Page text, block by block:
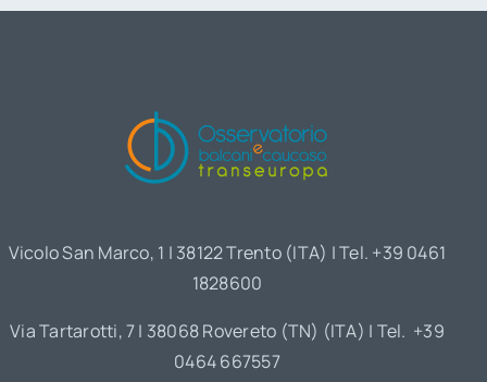
Vicolo San Marco, 1 | 38122 Trento (ITA) | Tel. +39 0461
1828600
Via Tartarotti, 7 | 38068 Rovereto (TN) (ITA) | Tel. +39
0464 667557